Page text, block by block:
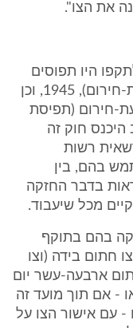
את הצו".
היו תפוסים
על פי תקנה 115 לתקנות-הגנה (שעת-חירום), 1945, וכן
4 לתקנות-שעת-חירום (תפיסת
ערב היכנס חוק זה
רשות
בהם, בין
בדבר החזקה
מכל שיעבוד.
בהם בתוקף
חתום בידה (וצו
ארבעה-עשר יום
- אם תוך מועד זה
- עם אישור הצו על